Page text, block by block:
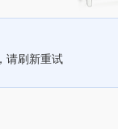
请刷新重试